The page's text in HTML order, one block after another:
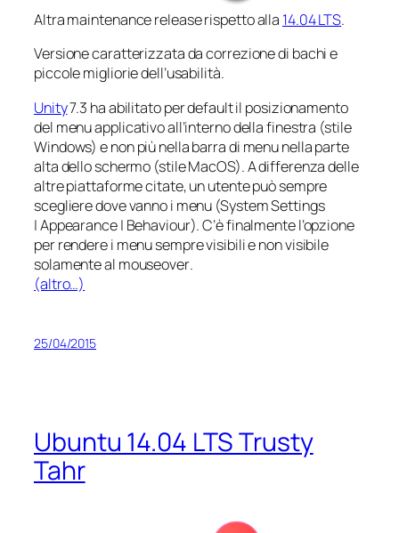
Altramaintenance releaserispetto alla 14.04 LTS.
Versione caratterizzata da correzione di bachi e
piccole migliorie dell’usabilità.
Unity7.3 ha abilitato per default il posizionamento
del menu applicativo all’interno della finestra (stile
Windows) e non più nella barra di menu nella parte
alta dello schermo (stile MacOS). A differenza delle
altre piattaforme citate, un utente può sempre
scegliere dove vanno i menu (System Settings
| Appearance | Behaviour). C’è finalmente l’opzione
per rendere i menu sempre visibili e non visibile
solamente al mouseover.
(altro…)
25/04/2015
Ubuntu 14.04 LTS Trusty
Tahr